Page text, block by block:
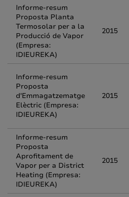
Informe-resum
Proposta Planta
Termosolar per a la
Producció de Vapor
(Empresa:
IDIEUREKA)
2015
Informe-resum
Proposta
d'Emmagatzematge
Elèctric (Empresa:
IDIEUREKA)
2015
Informe-resum
Proposta
Aprofitament de
Vapor per a District
Heating (Empresa:
IDIEUREKA)
2015